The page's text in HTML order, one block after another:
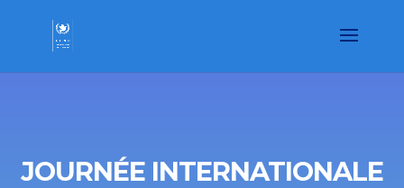
JOURNÉE INTERNATIONALE